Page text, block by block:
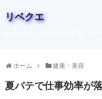
リベクエ
ホーム 健康・美容
夏バテで仕事効率が